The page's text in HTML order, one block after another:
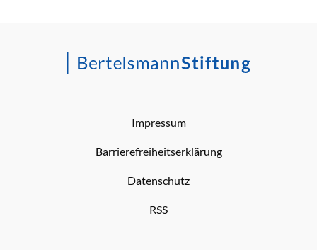
Impressum
Barrierefreiheitserklärung
Datenschutz
RSS